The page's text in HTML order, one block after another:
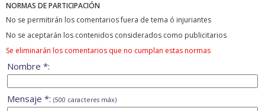
NORMAS DE PARTICIPACIÓN
No se permitirán los comentarios fuera de tema ó injuriantes
No se aceptarán los contenidos considerados como publicitarios
Se eliminarán los comentarios que no cumplan estas normas
Nombre *:
Mensaje *: (500 caracteres máx)